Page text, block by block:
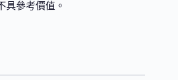
具參考價值。